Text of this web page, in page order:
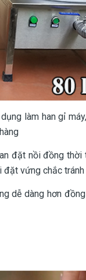
làm han gỉ
đặt nồi đồng thời
vứng chắc tránh
dễ dàng hơn